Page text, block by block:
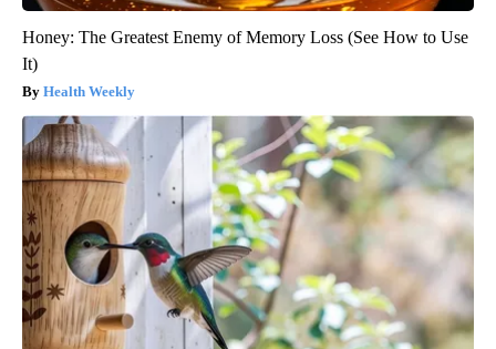
Honey: The Greatest Enemy of Memory Loss (See How to Use
It)
Health Weekly